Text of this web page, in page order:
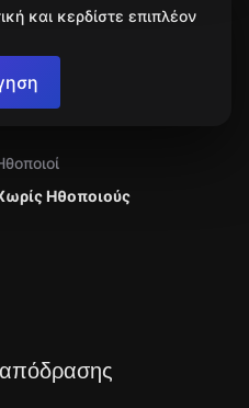
Ηθοποιούς
απόδρασης
και κερδίστε επιπλέον